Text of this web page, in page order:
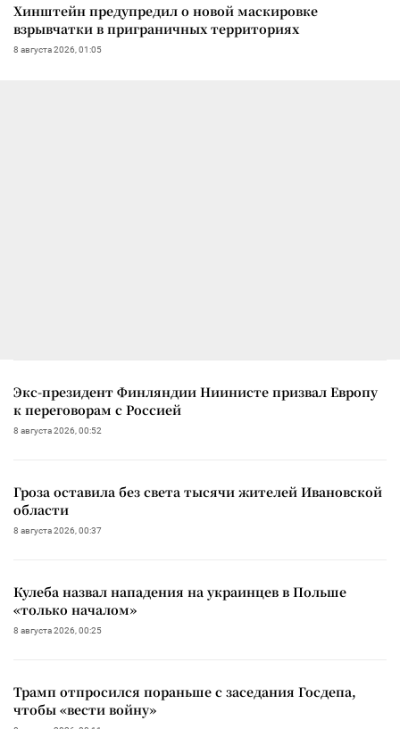
Хинштейн предупредил о новой маскировке
взрывчатки в приграничных территориях
8 августа 2026, 01:05
Экс-президент Финляндии Ниинисте призвал Европу
к переговорам с Россией
8 августа 2026, 00:52
Гроза оставила без света тысячи жителей Ивановской
области
8 августа 2026, 00:37
Кулеба назвал нападения на украинцев в Польше
«только началом»
8 августа 2026, 00:25
Трамп отпросился пораньше с заседания Госдепа,
чтобы «вести войну»